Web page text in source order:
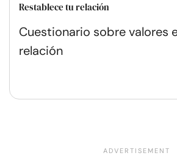
Restablece tu relación
Cuestionario sobre valores
relación